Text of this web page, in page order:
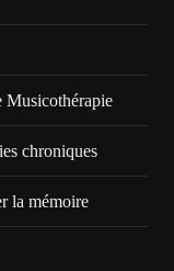
Musicothérapie
chroniques
la mémoire